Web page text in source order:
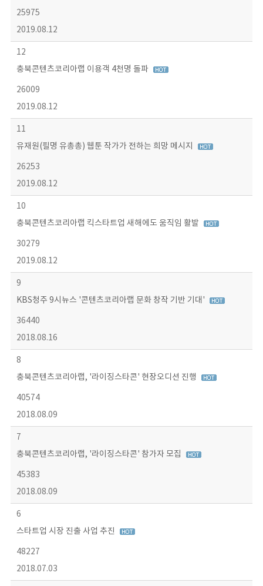
25975
2019.08.12
12
충북콘텐츠코리아랩 이용객 4천명 돌파
26009
2019.08.12
11
유재원(필명 유총총) 웹툰 작가가 전하는 희망 메시지
26253
2019.08.12
10
충북콘텐츠코리아랩 킥스타트업 새해에도 움직임 활발
30279
2019.08.12
9
KBS청주 9시뉴스 '콘텐츠코리아랩 문화 창작 기반 기대'
36440
2018.08.16
8
충북콘텐츠코리아랩, '라이징스타콘' 현장오디션 진행
40574
2018.08.09
7
충북콘텐츠코리아랩, '라이징스타콘' 참가자 모집
45383
2018.08.09
6
스타트업 시장 진출 사업 추진
48227
2018.07.03